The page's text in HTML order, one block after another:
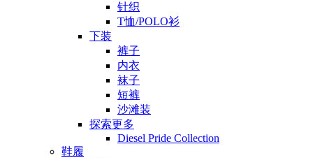
针织
T恤/POLO衫
下装
裤子
内衣
袜子
短裤
沙滩装
探索更多
Diesel Pride Collection
鞋履